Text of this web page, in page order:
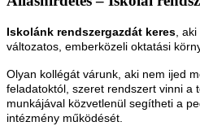
Iskolánk rendszergazdát keres, aki
változatos, emberközeli oktatási
Olyan kollégát várunk, aki nem ijed
feladatoktól, szeret rendszert vinni a
munkájával közvetlenül segítheti a
intézmény működését.